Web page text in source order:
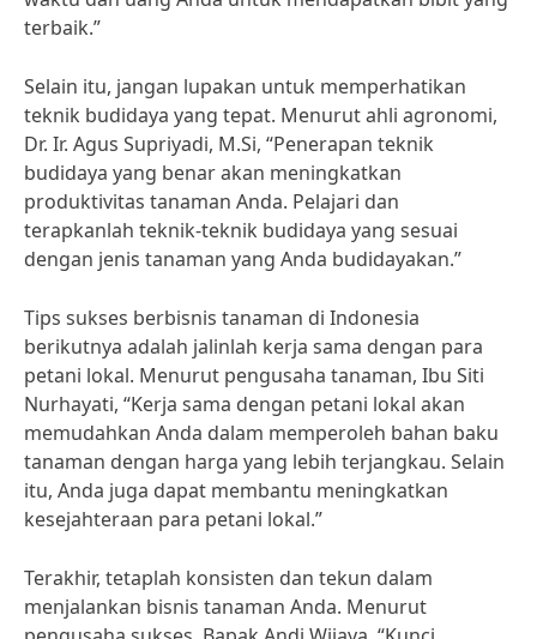
terbaik.”
Selain itu, jangan lupakan untuk memperhatikan
teknik budidaya yang tepat. Menurut ahli agronomi,
Dr. Ir. Agus Supriyadi, M.Si, “Penerapan teknik
budidaya yang benar akan meningkatkan
produktivitas tanaman Anda. Pelajari dan
terapkanlah teknik-teknik budidaya yang sesuai
dengan jenis tanaman yang Anda budidayakan.”
Tips sukses berbisnis tanaman di Indonesia
berikutnya adalah jalinlah kerja sama dengan para
petani lokal. Menurut pengusaha tanaman, Ibu Siti
Nurhayati, “Kerja sama dengan petani lokal akan
memudahkan Anda dalam memperoleh bahan baku
tanaman dengan harga yang lebih terjangkau. Selain
itu, Anda juga dapat membantu meningkatkan
kesejahteraan para petani lokal.”
Terakhir, tetaplah konsisten dan tekun dalam
menjalankan bisnis tanaman Anda. Menurut